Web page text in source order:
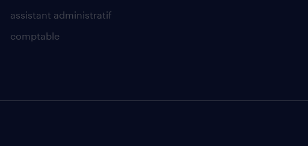
assistant administratif
comptable